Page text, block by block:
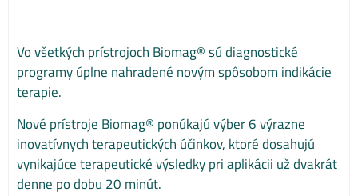
Vo všetkých prístrojoch Biomag® sú diagnostické
programy úplne nahradené novým spôsobom indikácie
terapie.
Nové prístroje Biomag® ponúkajú výber 6 výrazne
inovatívnych terapeutických účinkov, ktoré dosahujú
vynikajúce terapeutické výsledky pri aplikácii už dvakrát
denne po dobu 20 minút.